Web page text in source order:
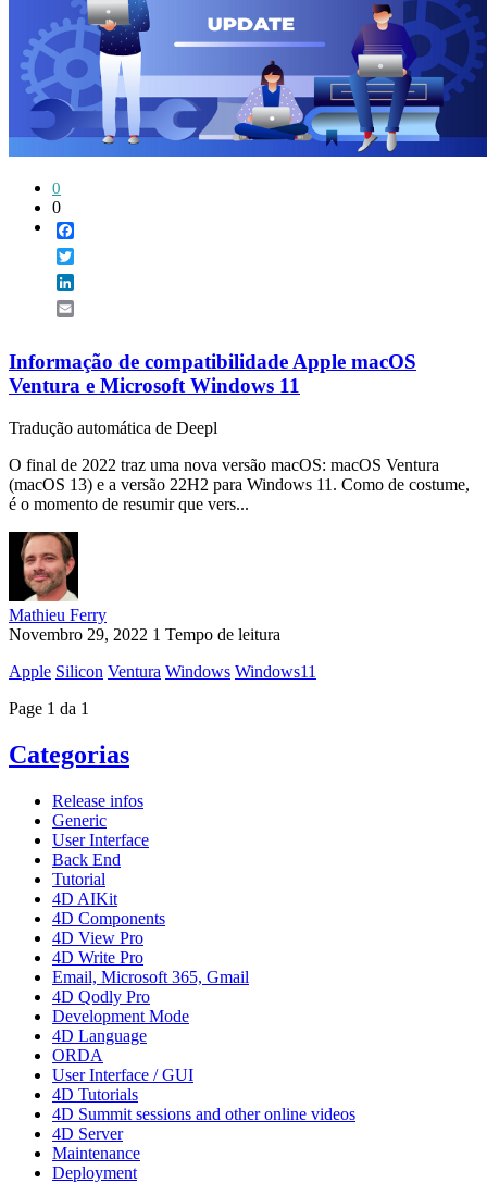
0
0
Informação de compatibilidade Apple macOS
Ventura e Microsoft Windows 11
Tradução automática de Deepl
O final de 2022 traz uma nova versão macOS: macOS Ventura
(macOS 13) e a versão 22H2 para Windows 11. Como de costume,
é o momento de resumir que vers...
Mathieu Ferry
Novembro 29, 2022 1 Tempo de leitura
Apple Silicon Ventura Windows Windows11
Page 1 da 1
Categorias
Release infos
Generic
User Interface
Back End
Tutorial
4D AIKit
4D Components
4D View Pro
4D Write Pro
Email, Microsoft 365, Gmail
4D Qodly Pro
Development Mode
4D Language
ORDA
User Interface / GUI
4D Tutorials
4D Summit sessions and other online videos
4D Server
Maintenance
Deployment